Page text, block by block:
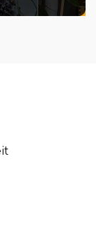
Oskar